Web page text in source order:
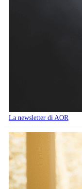
La newsletter di AOR